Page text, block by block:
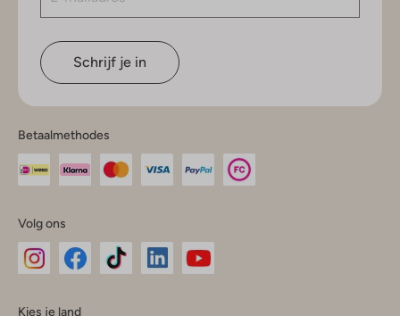
Schrijf je in
Betaalmethodes
Volg ons
Kies je land